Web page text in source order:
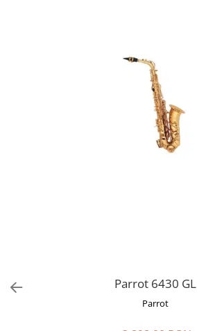
Pickup-uri, platane & accesorii
Microfoane de broadcast
Parrot 6430 GL
Parrot